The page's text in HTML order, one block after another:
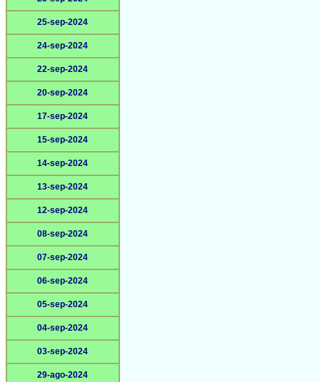
25-sep-2024
24-sep-2024
22-sep-2024
20-sep-2024
17-sep-2024
15-sep-2024
14-sep-2024
13-sep-2024
12-sep-2024
08-sep-2024
07-sep-2024
06-sep-2024
05-sep-2024
04-sep-2024
03-sep-2024
29-ago-2024